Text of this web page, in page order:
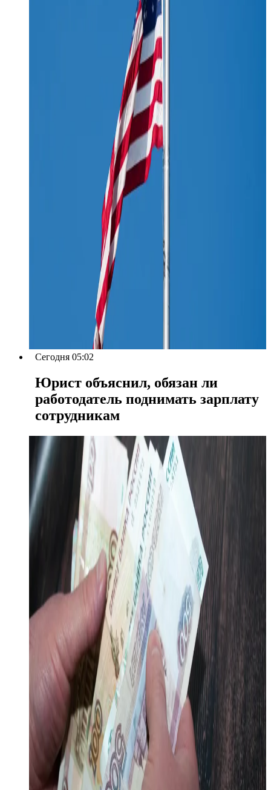
Сегодня 05:02
Юрист объяснил, обязан ли
работодатель поднимать зарплату
сотрудникам